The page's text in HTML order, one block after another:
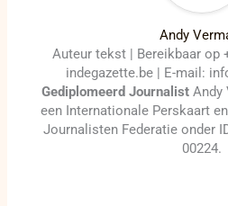
Andy
Auteur tekst | Bereikbaar op
indegazette.be | E-mail:
Gediplomeerd Journalist Andy
een Internationale Perskaart
Journalisten Federatie onder
00224.